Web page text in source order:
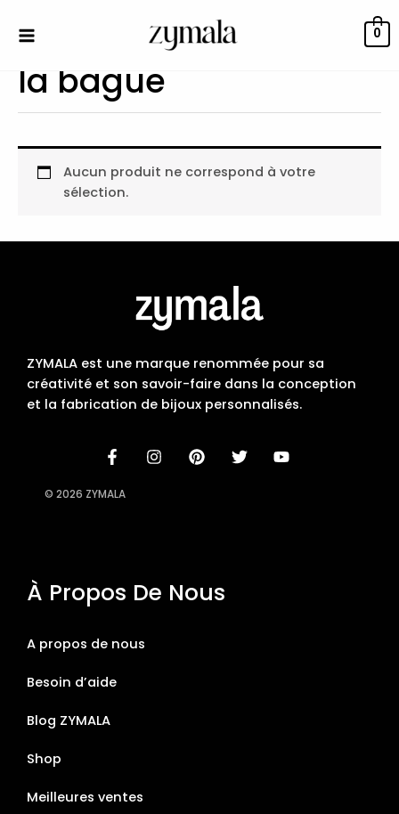
0
la bague
Aucun produit ne correspond à votre
sélection.
ZYMALA est une marque renommée pour sa
créativité et son savoir-faire dans la conception
et la fabrication de bijoux personnalisés.
© 2026 ZYMALA
À Propos De Nous
A propos de nous
Besoin d’aide
Blog ZYMALA
Shop
Meilleures ventes